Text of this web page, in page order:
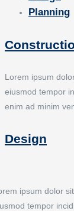
Planning
Lorem ipsum
eiusmod tempor
enim ad minim
Design
ipsum dolor
tempor